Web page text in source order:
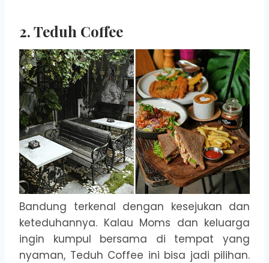
2. Teduh Coffee
Bandung terkenal dengan kesejukan dan
keteduhannya. Kalau Moms dan keluarga
ingin kumpul bersama di tempat yang
nyaman, Teduh Coffee ini bisa jadi pilihan.